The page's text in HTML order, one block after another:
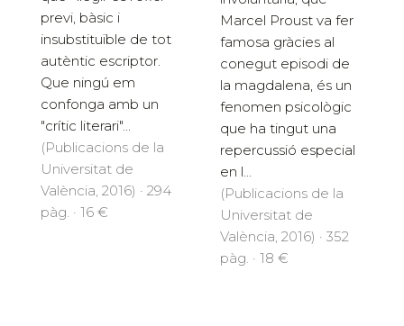
previ, bàsic i
insubstituïble de tot
autèntic escriptor.
Que ningú em
confonga amb un
"crític literari"...
(Publicacions de la
Universitat de
València, 2016) · 294
pàg. · 16 €
Marcel Proust va fer
famosa gràcies al
conegut episodi de
la magdalena, és un
fenomen psicològic
que ha tingut una
repercussió especial
en l...
(Publicacions de la
Universitat de
València, 2016) · 352
pàg. · 18 €